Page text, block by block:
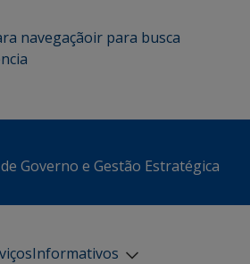
navegaçãoir para busca
Governo e Gestão Estratégica
Informativos